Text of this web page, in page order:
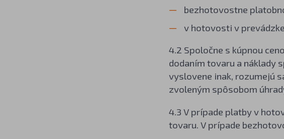
bezhotovostne
v hotovosti v
4.2 Spoločne s kúpnou
dodaním tovaru a náklady
vyslovene inak, rozumejú
zvoleným spôsobom
4.3 V prípade platby v
tovaru. V prípade